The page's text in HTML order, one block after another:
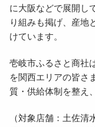
に大阪などで展開し
り組みも掲げ、産地
けています。
壱岐市ふるさと商社
を関西エリアの皆さ
質・供給体制を整え
（対象店舗：土佐